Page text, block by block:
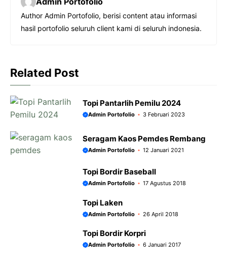
k
t
s
p
e
e
g
m
Author Admin Portofolio, berisi content atau informasi
hasil portofolio seluruh client kami di seluruh indonesia.
Related Post
Topi Pantarlih Pemilu 2024
Admin Portofolio 3 Februari 2023
Seragam Kaos Pemdes Rembang
Admin Portofolio 12 Januari 2021
Topi Bordir Baseball
Admin Portofolio 17 Agustus 2018
Topi Laken
Admin Portofolio 26 April 2018
Topi Bordir Korpri
Admin Portofolio 6 Januari 2017